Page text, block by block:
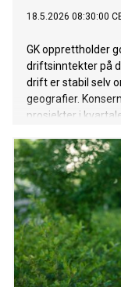
18.5.2026 08:30:00
GK opprettholder
driftsinntekter på
drift er stabil selv
geografier.
prosjekter i